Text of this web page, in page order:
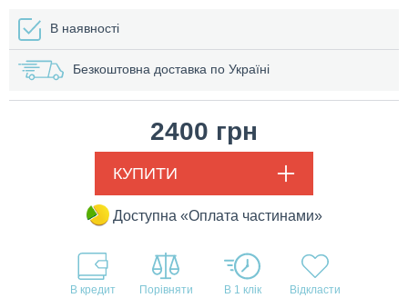
В наявності
Безкоштовна доставка по Україні
2400 грн
КУПИТИ
Доступна «Оплата частинами»
В кредит В 1 клік